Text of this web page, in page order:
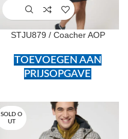
STJU879 / Coacher AOP
TOEVOEGEN AAN
PRIJSOPGAVE
SOLD O
UT